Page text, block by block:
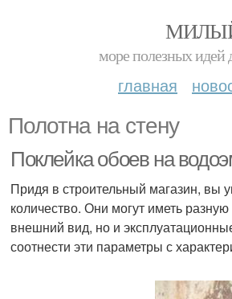
море полезных идей
главная
Полотна на стену
Поклейка обоев на
Придя в строительный магазин, вы
количество. Они могут иметь
внешний вид, но и
соотнести эти параметры с